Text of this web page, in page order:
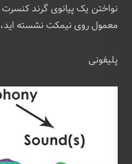
نواختن یک پیانوی گرند
معمول روی نیمکت نشسته
پلیفونی